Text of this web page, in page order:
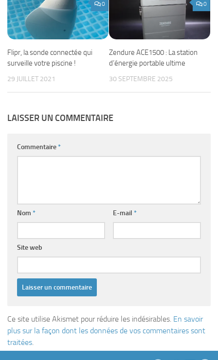
0
Flipr, la sonde connectée qui
surveille votre piscine !
29 JUILLET 2021
0
Zendure ACE1500 : La station
d’énergie portable ultime
30 SEPTEMBRE 2025
LAISSER UN COMMENTAIRE
Commentaire*
Nom * E-mail *
Site web
Ce site utilise Akismet pour réduire les indésirables. En savoir
plus sur la façon dont les données de vos commentaires sont
traitées.